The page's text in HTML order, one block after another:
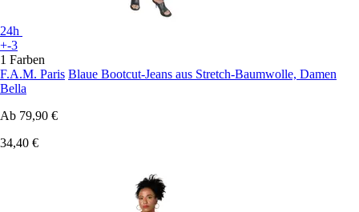
24h
+-3
1 Farben
F.A.M. Paris Blaue Bootcut-Jeans aus Stretch-Baumwolle, Damen
Bella
Ab 79,90 €
34,40 €